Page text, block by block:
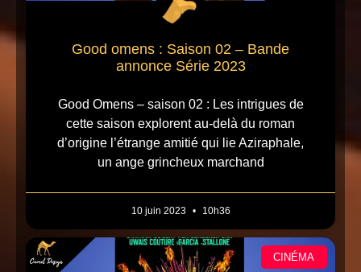
Good omens : Saison 02 – Bande
annonce Série 2023
Good Omens – saison 02 : Les intrigues de
cette saison explorent au-delà du roman
d’origine l’étrange amitié qui lie Aziraphale,
un ange grincheux marchand
10 juin 2023 10h36
CINÉMA